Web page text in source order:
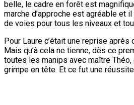
belle, le cadre en forêt est
marche d’approche est agréable et
de voies pour tous les niveaux et
Pour Laure c’était une reprise
Mais qu’à cela ne tienne, dès ce
toutes les manips avec maître Théo,
grimpe en tête. Et ce fut une